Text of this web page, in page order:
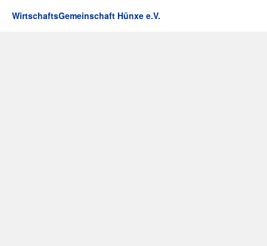
WirtschaftsGemeinschaft Hünxe e.V.